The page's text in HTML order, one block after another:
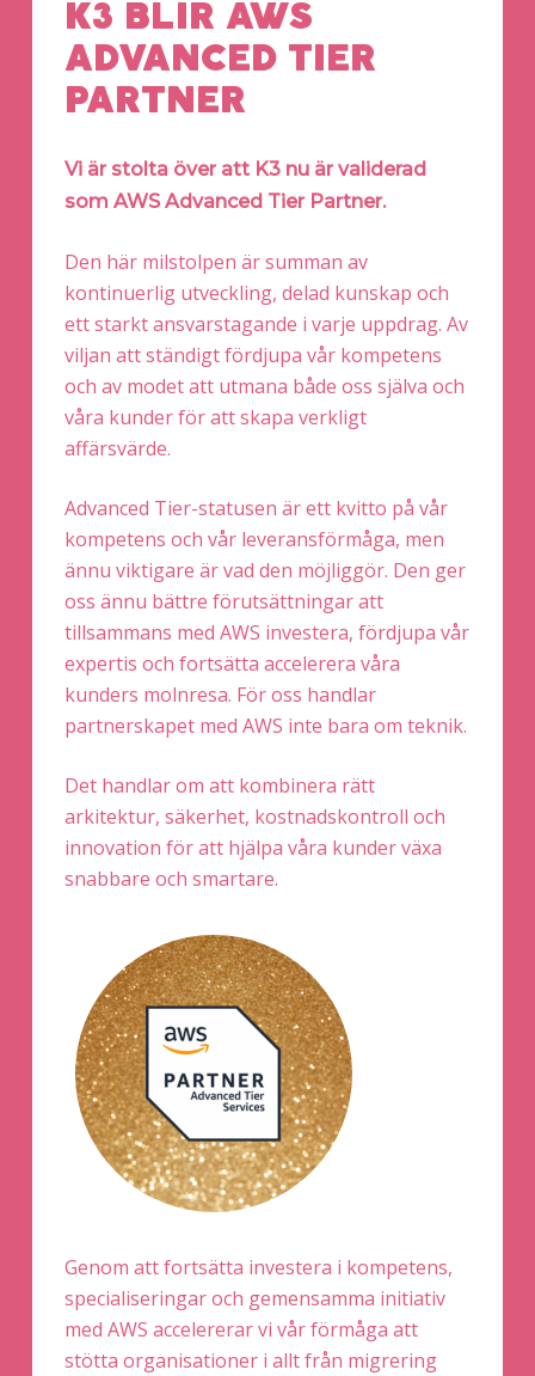
K3 BLIR AWS
ADVANCED TIER
PARTNER
Vi är stolta över att K3 nu är validerad
som AWS Advanced Tier Partner.
Den här milstolpen är summan av
kontinuerlig utveckling, delad kunskap och
ett starkt ansvarstagande i varje uppdrag. Av
viljan att ständigt fördjupa vår kompetens
och av modet att utmana både oss själva och
våra kunder för att skapa verkligt
affärsvärde.
Advanced Tier-statusen är ett kvitto på vår
kompetens och vår leveransförmåga, men
ännu viktigare är vad den möjliggör. Den ger
oss ännu bättre förutsättningar att
tillsammans med AWS investera, fördjupa vår
expertis och fortsätta accelerera våra
kunders molnresa. För oss handlar
partnerskapet med AWS inte bara om teknik.
Det handlar om att kombinera rätt
arkitektur, säkerhet, kostnadskontroll och
innovation för att hjälpa våra kunder växa
snabbare och smartare.
Genom att fortsätta investera i kompetens,
specialiseringar och gemensamma initiativ
med AWS accelererar vi vår förmåga att
stötta organisationer i allt från migrering